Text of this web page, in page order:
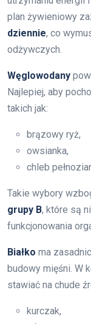
plan żywieniowy
dziennie, co
odżywczych.
Węglowodany
Najlepiej, aby
takich jak:
brązowy ryż,
owsianka,
chleb
Takie wybory
grupy B, które są
funkcjonowania
Białko ma
budowy mięśni. W
stawiać na chude
kurczak,